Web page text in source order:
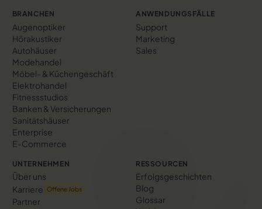
BRANCHEN
Augenoptiker
Hörakustiker
Autohäuser
Modehandel
Möbel- & Küchengeschäft
Elektrohandel
Fitnessstudios
Banken & Versicherungen
Sanitätshäuser
Enterprise
E-Commerce
ANWENDUNGSFÄLLE
Support
Marketing
Sales
UNTERNEHMEN
Über uns
Karriere
Offene Jobs
Partner
RESSOURCEN
Erfolgs­geschichten
Blog
Glossar